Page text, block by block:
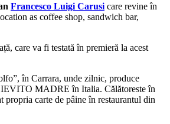
Francesco Luigi Carusi care revine în
as coffee shop, sandwich bar,
care va fi testată în premieră la acest
în Carrara, unde zilnic, produce
MADRE în Italia. Călătoreste în
propria carte de pâine în restaurantul din